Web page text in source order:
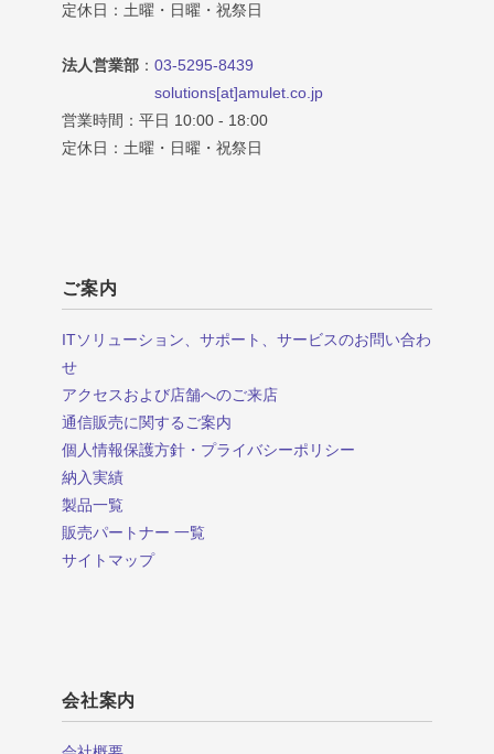
定休日：土曜・日曜・祝祭日
法人営業部 ： 03-5295-8439
solutions[at]amulet.co.jp
営業時間：平日 10:00 - 18:00
定休日：土曜・日曜・祝祭日
ご案内
ITソリューション、サポート、サービスのお問い合わ
せ
アクセスおよび店舗へのご来店
通信販売に関するご案内
個人情報保護方針・プライバシーポリシー
納入実績
製品一覧
販売パートナー 一覧
サイトマップ
会社案内